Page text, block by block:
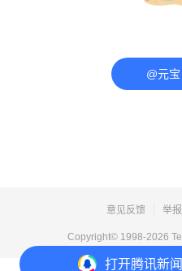
打开腾讯新
@元
意见反馈 举
Copyright© 1998-2026